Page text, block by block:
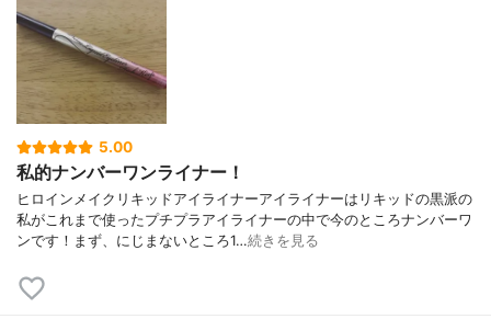
5.00
私的ナンバーワンライナー！
ヒロインメイクリキッドアイライナーアイライナーはリキッドの黒派の
私がこれまで使ったプチプラアイライナーの中で今のところナンバーワ
ンです！まず、にじまないところ1…続きを見る